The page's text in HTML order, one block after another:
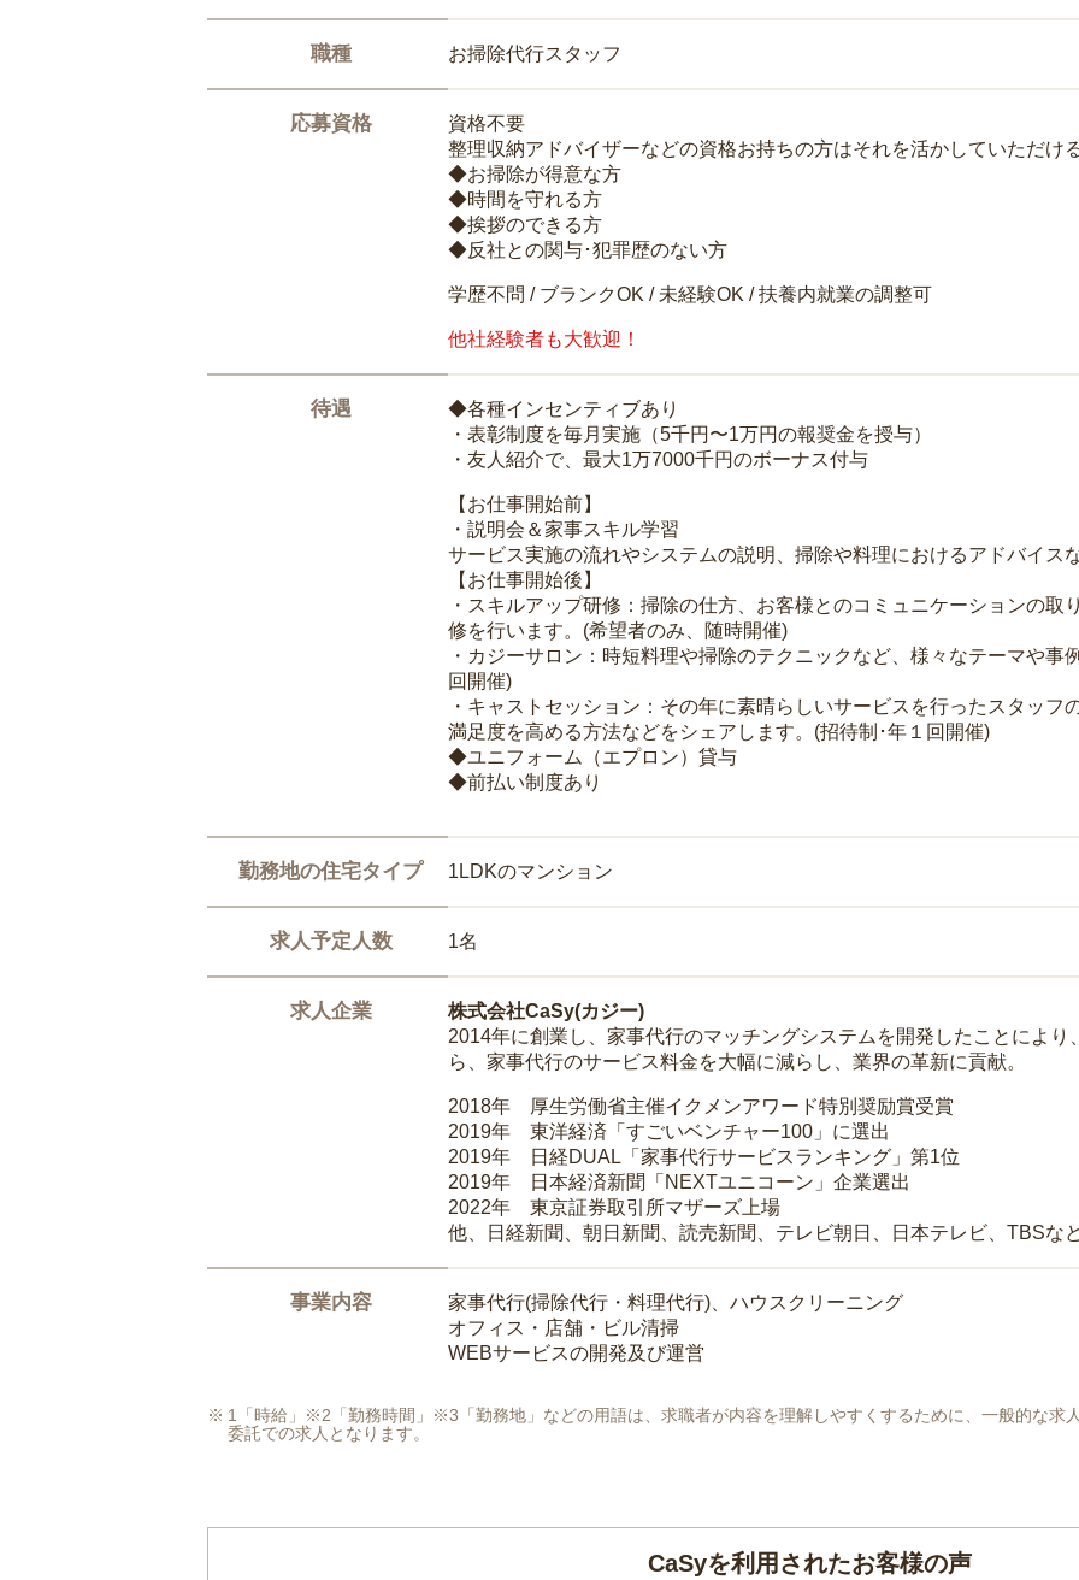
職種 お掃除代行スタッフ
応募資格
資格不要
整理収納アドバイザーなどの資格お持ちの方はそれを活かしていただけ
◆お掃除が得意な方
◆時間を守れる方
◆挨拶のできる方
◆反社との関与･犯罪歴のない方
学歴不問 / ブランクOK / 未経験OK / 扶養内就業の調整可
他社経験者も大歓迎！
待遇
◆各種インセンティブあり
・表彰制度を毎月実施（5千円〜1万円の報奨金を授与）
・友人紹介で、最大1万7000千円のボーナス付与
【お仕事開始前】
・説明会＆家事スキル学習
サービス実施の流れやシステムの説明、掃除や料理におけるアドバイス
【お仕事開始後】
・スキルアップ研修：掃除の仕方、お客様とのコミュニケーションの
修を行います。(希望者のみ、随時開催)
・カジーサロン：時短料理や掃除のテクニックなど、様々なテーマや事
回開催)
・キャストセッション：その年に素晴らしいサービスを行ったスタッ
満足度を高める方法などをシェアします。(招待制･年１回開催)
◆ユニフォーム（エプロン）貸与
◆前払い制度あり
勤務地の住宅タイプ 1LDKのマンション
求人予定人数 1名
求人企業
株式会社CaSy(カジー)
2014年に創業し、家事代行のマッチングシステムを開発したことによ
ら、家事代行のサービス料金を大幅に減らし、業界の革新に貢献。
2018年 厚生労働省主催イクメンアワード特別奨励賞受賞
2019年 東洋経済「すごいベンチャー100」に選出
2019年 日経DUAL「家事代行サービスランキング」第1位
2019年 日本経済新聞「NEXTユニコーン」企業選出
2022年 東京証券取引所マザーズ上場
他、日経新聞、朝日新聞、読売新聞、テレビ朝日、日本テレビ、TBSな
事業内容
家事代行(掃除代行・料理代行)、ハウスクリーニング
オフィス・店舗・ビル清掃
WEBサービスの開発及び運営
1「時給」※2「勤務時間」※3「勤務地」などの用語は、求職者が内容を理解しやすくするために、一般的な求
委託での求人となります。
CaSyを利用されたお客様の声